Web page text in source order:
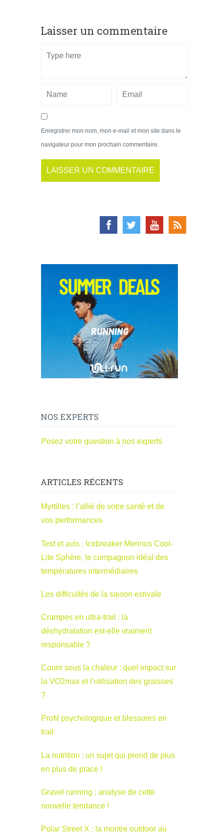
Laisser un commentaire
Enregistrer mon nom, mon e-mail et mon site dans le
navigateur pour mon prochain commentaire.
NOS EXPERTS
Posez votre question à nos experts
ARTICLES RÉCENTS
Myrtilles : l’allié de votre santé et de
vos performances
Test et avis : Icebreaker Merinos Cool-
Lite Sphère, le compagnon idéal des
températures intermédiaires
Les difficultés de la saison estivale
Crampes en ultra-trail : la
déshydratation est-elle vraiment
responsable ?
Courir sous la chaleur : quel impact sur
la VO2max et l’utilisation des graisses
?
Profil psychologique et blessures en
trail
La nutrition : un sujet qui prend de plus
en plus de place !
Gravel running : analyse de cette
nouvelle tendance !
Polar Street X : la montre outdoor au